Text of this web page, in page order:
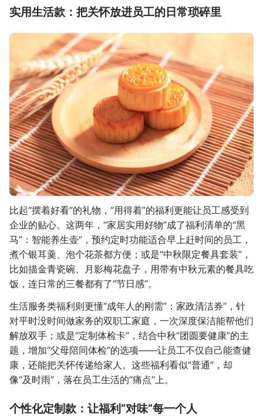
实用生活款：把关怀放进员工的日常琐碎里
比起“摆着好看”的礼物，“用得着”的福利更能让员工感受到
企业的贴心。这两年，“家居实用好物”成了福利清单的“黑
马”：智能养生壶”，预约定时功能适合早上赶时间的员工，
煮个银耳羹、泡个花茶都方便；或是“中秋限定餐具套装”，
比如描金青瓷碗、月影梅花盘子，用带有中秋元素的餐具吃
饭，连日常的三餐都有了“节日感”。
生活服务类福利则更懂“成年人的刚需”：家政清洁券”，针
对平时没时间做家务的双职工家庭，一次深度保洁能帮他们
解放双手；或是“定制体检卡”，结合中秋“团圆要健康”的主
题，增加“父母陪同体检”的选项——让员工不仅自己能查健
康，还能把关怀传递给家人。这些福利看似“普通”，却
像“及时雨”，落在员工生活的“痛点”上。
个性化定制款：让福利“对味”每一个人